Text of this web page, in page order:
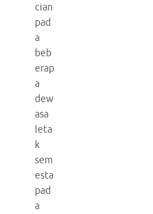
cian
pad
a
beb
erap
a
dew
asa
leta
k
sem
esta
pad
a